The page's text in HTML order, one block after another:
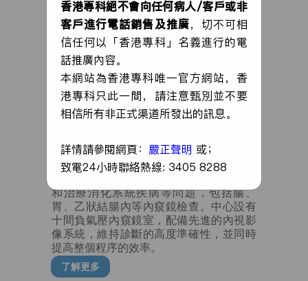
和治療消化系統疾病等問題，包括腸、
胃、乙狀結腸內等內窺鏡檢查。中心設有
十間負氣壓內窺鏡室，配備先進的內視影
像系統，維持診斷的高度準確性，並同時
提高整個程序的效率。
了解更多
香港專科絕不會向任何病人/客戶或非
客戶進行電話銷售及推廣，切不可相
信任何以「香港專科」名義進行的電
話推廣內容。
本網站為香港專科唯一官方網站，香
港專科只此一間，請注意甄別並不要
相信所有非正式渠道所發出的訊息。
詳情請參閱網頁： 嚴正聲明 或；
致電24小時聯絡熱線: 3405 8288